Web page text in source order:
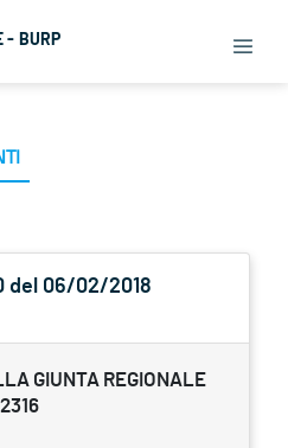
- BURP
del 06/02/2018
GIUNTA REGIONALE